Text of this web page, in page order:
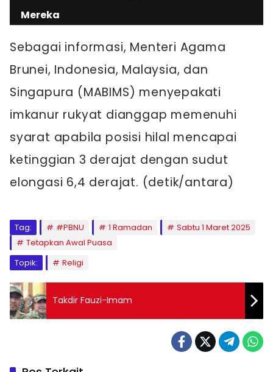
Mereka
Sebagai informasi, Menteri Agama
Brunei, Indonesia, Malaysia, dan
Singapura (MABIMS) menyepakati
imkanur rukyat dianggap memenuhi
syarat apabila posisi hilal mencapai
ketinggian 3 derajat dengan sudut
elongasi 6,4 derajat. (detik/antara)
Tag: #PBNU 1 Ramadan
Sabtu 1 Maret 2025
Tetapkan Awal Puasa
Topik:
Religi
Takdir Fauzi-Imam